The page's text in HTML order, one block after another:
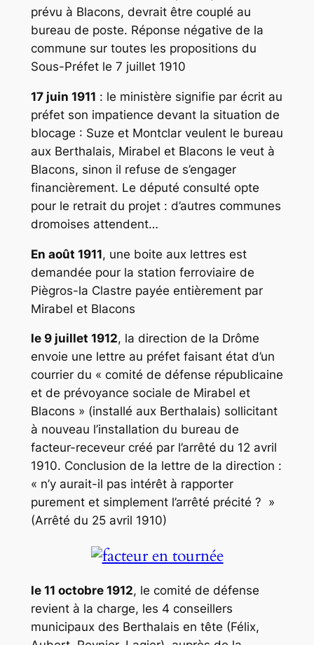
prévu à Blacons, devrait être couplé au
bureau de poste. Réponse négative de la
commune sur toutes les propositions du
Sous-Préfet le 7 juillet 1910
17 juin 1911 : le ministère signifie par écrit au
préfet son impatience devant la situation de
blocage : Suze et Montclar veulent le bureau
aux Berthalais, Mirabel et Blacons le veut à
Blacons, sinon il refuse de s’engager
financièrement. Le député consulté opte
pour le retrait du projet : d’autres communes
dromoises attendent…
En août 1911, une boite aux lettres est
demandée pour la station ferroviaire de
Piègros-la Clastre payée entièrement par
Mirabel et Blacons
le 9 juillet 1912, la direction de la Drôme
envoie une lettre au préfet faisant état d’un
courrier du « comité de défense républicaine
et de prévoyance sociale de Mirabel et
Blacons » (installé aux Berthalais) sollicitant
à nouveau l’installation du bureau de
facteur-receveur créé par l’arrêté du 12 avril
1910. Conclusion de la lettre de la direction :
« n’y aurait-il pas intérêt à rapporter
purement et simplement l’arrêté précité ? »
(Arrêté du 25 avril 1910)
le 11 octobre 1912, le comité de défense
revient à la charge, les 4 conseillers
municipaux des Berthalais en tête (Félix,